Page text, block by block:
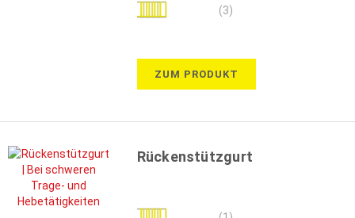
Bewertung: (3)
ZUM PRODUKT
Rückenstützgurt
Bewertung: